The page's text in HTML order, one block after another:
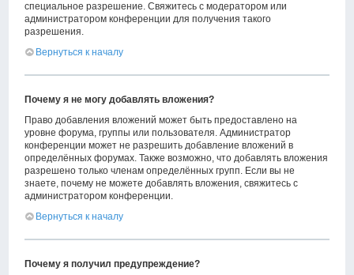
специальное разрешение. Свяжитесь с модератором или
администратором конференции для получения такого
разрешения.
Вернуться к началу
Почему я не могу добавлять вложения?
Право добавления вложений может быть предоставлено на
уровне форума, группы или пользователя. Администратор
конференции может не разрешить добавление вложений в
определённых форумах. Также возможно, что добавлять вложения
разрешено только членам определённых групп. Если вы не
знаете, почему не можете добавлять вложения, свяжитесь с
администратором конференции.
Вернуться к началу
Почему я получил предупреждение?